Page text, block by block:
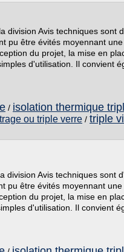
division Avis techniques sont
pu être évités moyennant une
du projet, la mise en
d'utilisation. Il convient
/ isolation thermique
ou triple verre / triple
division Avis techniques sont
pu être évités moyennant une
du projet, la mise en
d'utilisation. Il convient